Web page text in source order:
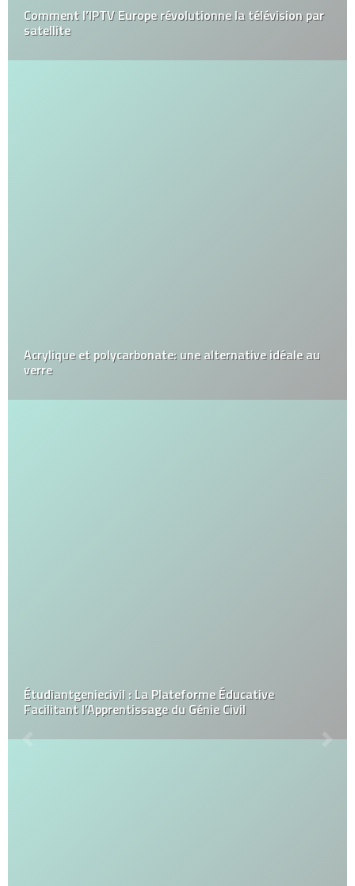
Comment l’IPTV Europe révolutionne la télévision par
satellite
Acrylique et polycarbonate: une alternative idéale au
verre
Étudiantgeniecivil : La Plateforme Éducative
Facilitant l’Apprentissage du Génie Civil